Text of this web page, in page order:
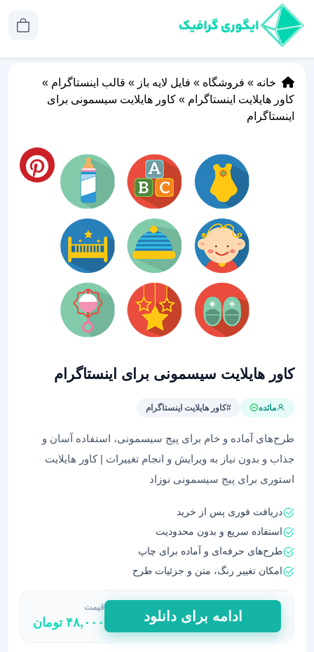
خانه » فروشگاه » فایل لایه باز » قالب اینستاگرام »
کاور هایلایت اینستاگرام » کاور هایلایت سیسمونی برای
اینستاگرام
کاور هایلایت سیسمونی برای اینستاگرام
مائده #کاور هایلایت اینستاگرام
طرح‌های آماده و خام برای پیج سیسمونی، استفاده آسان و
جذاب و بدون نیاز به ویرایش و انجام تغییرات | کاور هایلایت
استوری برای پیج سیسمونی نوزاد
دریافت فوری پس از خرید
استفاده سریع و بدون محدودیت
طرح‌های حرفه‌ای و آماده برای چاپ
امکان تغییر رنگ، متن و جزئیات طرح
کاور
هایلایت
سیسمونی
ادامه برای دانلود
قیمت
۴۸,۰۰۰ تومان